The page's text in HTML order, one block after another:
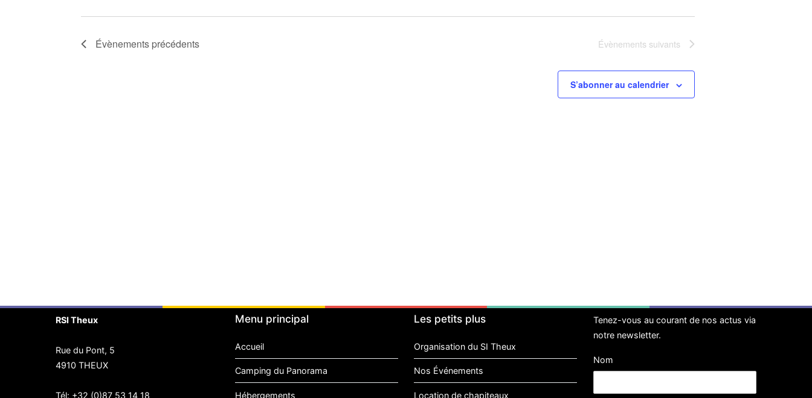
Évènements précédents Évènements suivants
S’abonner au calendrier
RSI Theux
Rue du Pont, 5
4910 THEUX
Tél: +32 (0)87 53 14 18
Menu principal
Accueil
Camping du Panorama
Hébergements
Les petits plus
Organisation du SI Theux
Nos Événements
Location de chapiteaux
Tenez-vous au courant de nos actus via
notre newsletter.
Nom